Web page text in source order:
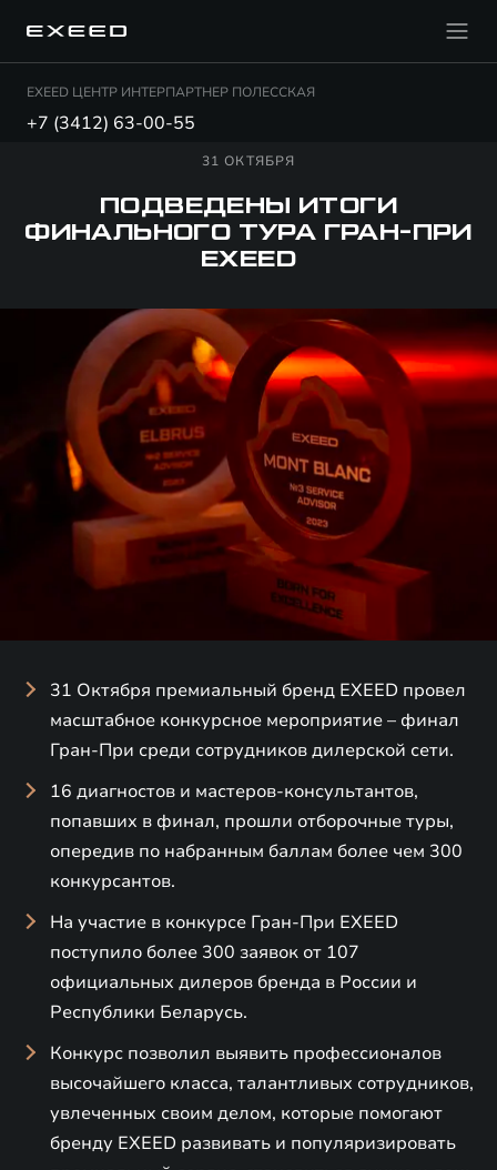
EXEED ЦЕНТР ИНТЕРПАРТНЕР ПОЛЕССКАЯ
+7 (3412) 63-00-55
31 ОКТЯБРЯ
ПОДВЕДЕНЫ ИТОГИ
ФИНАЛЬНОГО ТУРА ГРАН-ПРИ
EXEED
31 Октября премиальный бренд EXEED провел
масштабное конкурсное мероприятие – финал
Гран-При среди сотрудников дилерской сети.
16 диагностов и мастеров-консультантов,
попавших в финал, прошли отборочные туры,
опередив по набранным баллам более чем 300
конкурсантов.
На участие в конкурсе Гран-При EXEED
поступило более 300 заявок от 107
официальных дилеров бренда в России и
Республики Беларусь.
Конкурс позволил выявить профессионалов
высочайшего класса, талантливых сотрудников,
увлеченных своим делом, которые помогают
бренду EXEED развивать и популяризировать